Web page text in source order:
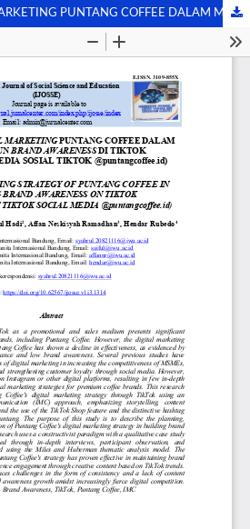
STRATEGI DIGITAL MARKETING PUNTANG COFFEE DALAM MEMBANGUN BRAND AWARENESS DI TIKTOK (Studi Kasus Media Sosial TikTok @puntangcoffee.id)